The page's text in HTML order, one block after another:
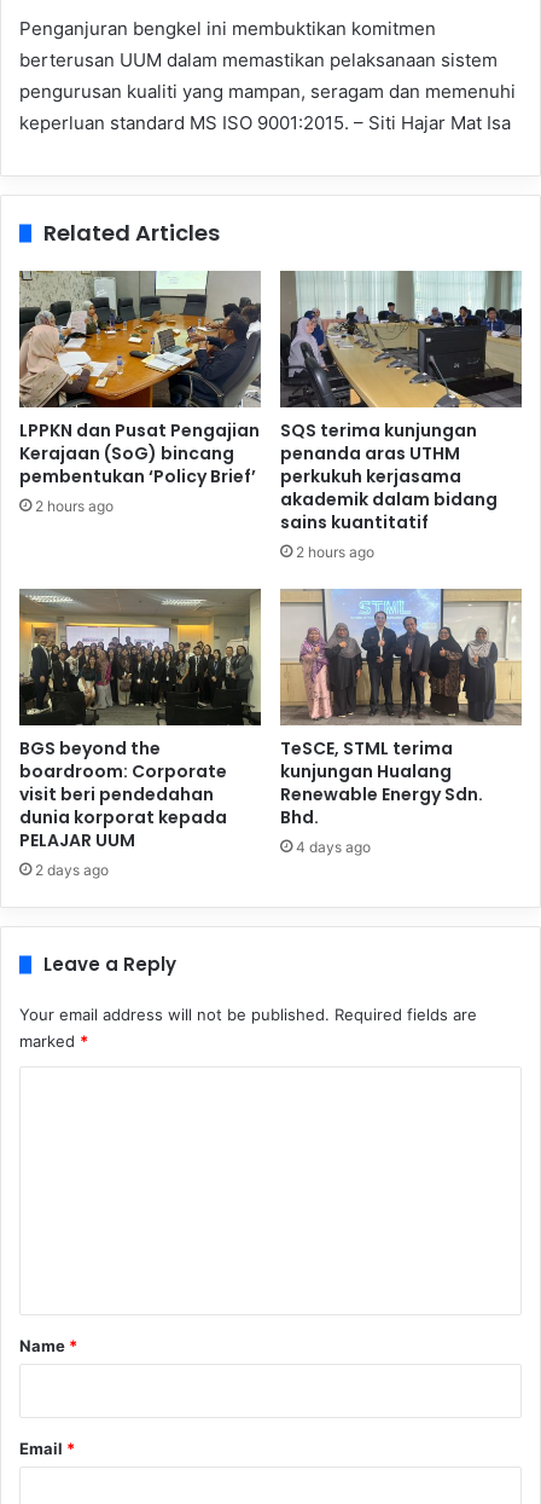
Penganjuran bengkel ini membuktikan komitmen
berterusan UUM dalam memastikan pelaksanaan sistem
pengurusan kualiti yang mampan, seragam dan memenuhi
keperluan standard MS ISO 9001:2015. – Siti Hajar Mat Isa
Related Articles
LPPKN dan Pusat Pengajian
Kerajaan (SoG) bincang
pembentukan ‘Policy Brief’
2 hours ago
SQS terima kunjungan
penanda aras UTHM
perkukuh kerjasama
akademik dalam bidang
sains kuantitatif
2 hours ago
BGS beyond the
boardroom: Corporate
visit beri pendedahan
dunia korporat kepada
PELAJAR UUM
2 days ago
TeSCE, STML terima
kunjungan Hualang
Renewable Energy Sdn.
Bhd.
4 days ago
Leave a Reply
Your email address will not be published. Required fields are
marked *
*
Name *
Email *